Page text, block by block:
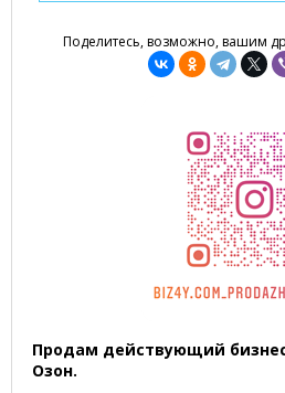
Поделитесь, возможно, вашим
Продам действующий
Озон.